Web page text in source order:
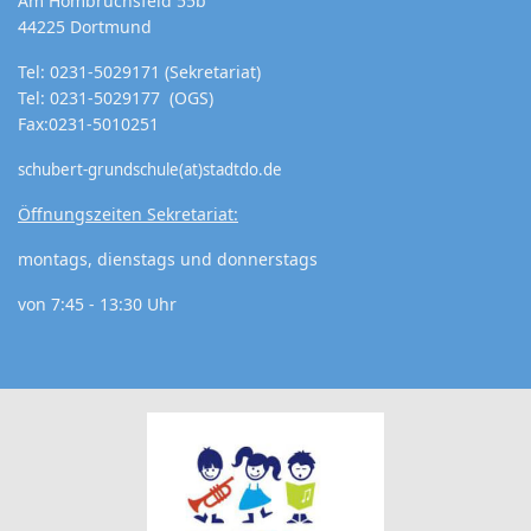
44225 Dortmund
Tel: 0231-5029171 (Sekretariat)
Tel: 0231-5029177 (OGS)
Fax:0231-5010251
schubert-grundschule(at)stadtdo.de
Öffnungszeiten Sekretariat:
montags, dienstags und donnerstags
von 7:45 - 13:30 Uhr